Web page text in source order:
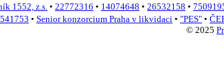
1552, z.s.• 22772316 • 14074648 • 26532158 •
541753 • Senior konzorcium Praha v likvidaci • "PES" •
© 2025